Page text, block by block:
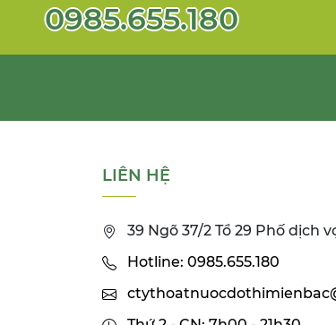
0985.655.180
LIÊN HỆ
39 Ngõ 37/2 Tổ 29 Phố dịch
Hotline: 0985.655.180